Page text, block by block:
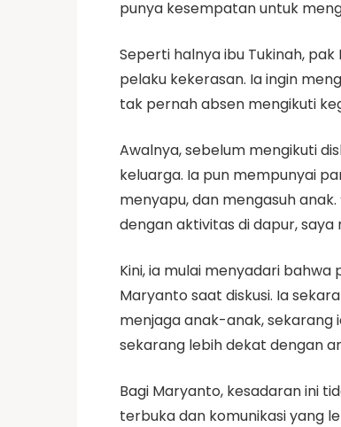
punya kesempatan untuk
Seperti halnya ibu Tukinah,
pelaku kekerasan. Ia ingin
tak pernah absen mengikuti
Awalnya, sebelum mengikuti
keluarga. Ia pun mempunyai
menyapu, dan mengasuh
dengan aktivitas di dapur,
Kini, ia mulai menyadari
Maryanto saat diskusi. Ia
menjaga anak-anak, sekarang
sekarang lebih dekat dengan
Bagi Maryanto, kesadaran ini
terbuka dan komunikasi yang